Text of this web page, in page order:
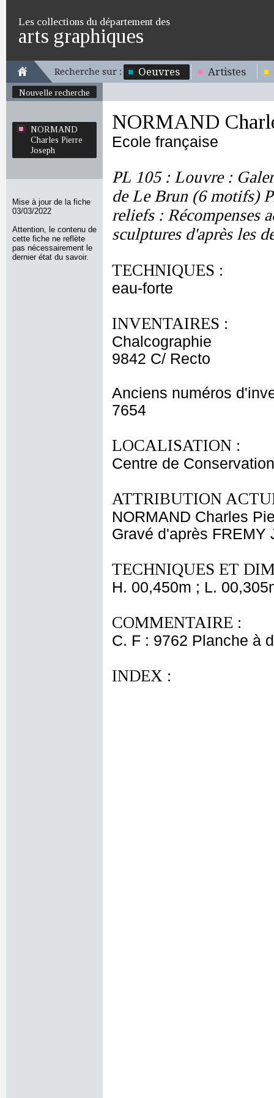
Les collections du département des
arts graphiques
Recherche sur : Oeuvres Artistes
Nouvelle recherche
NORMAND
Charles Pierre
Joseph
Mise à jour de la fiche
03/03/2022
Attention, le contenu de
cette fiche ne reflète
pas nécessairement le
dernier état du savoir.
NORMAND
Ecole française
PL 105 : Louvre :
de Le Brun (6 motifs)
reliefs : Récompenses
sculptures d'après les
TECHNIQUES :
eau-forte
INVENTAIRES :
Chalcographie
9842 C/ Recto
Anciens numéros
7654
LOCALISATION :
Centre de
ATTRIBUTION
NORMAND Charles
Gravé d'après FREMY
TECHNIQUES ET
H. 00,450m ; L.
COMMENTAIRE :
C. F : 9762 Planche à
INDEX :